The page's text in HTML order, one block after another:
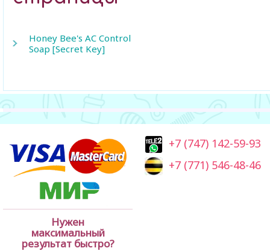
Honey Bee's AC Control
Soap [Secret Key]
Нужен
максимальный
результат быстро?
+7 (747) 142-59-93
+7 (771) 546-48-46